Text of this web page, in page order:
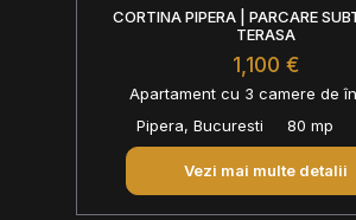
CORTINA PIPERA | PARCARE
TERASA
1,100 €
Apartament cu 3 camere de
Pipera, Bucuresti
80 mp
Vezi mai multe detalii